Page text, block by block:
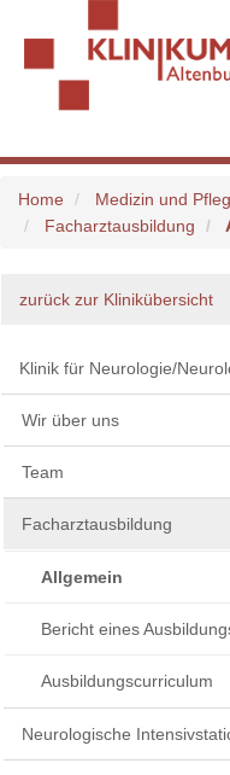
Home Medizin und
Facharztausbildung
zurück zur Klinikübersicht
Klinik für Neurologie/
Wir über uns
Team
Facharztausbildung
Allgemein
Bericht eines
Ausbildungscurriculum
Neurologische